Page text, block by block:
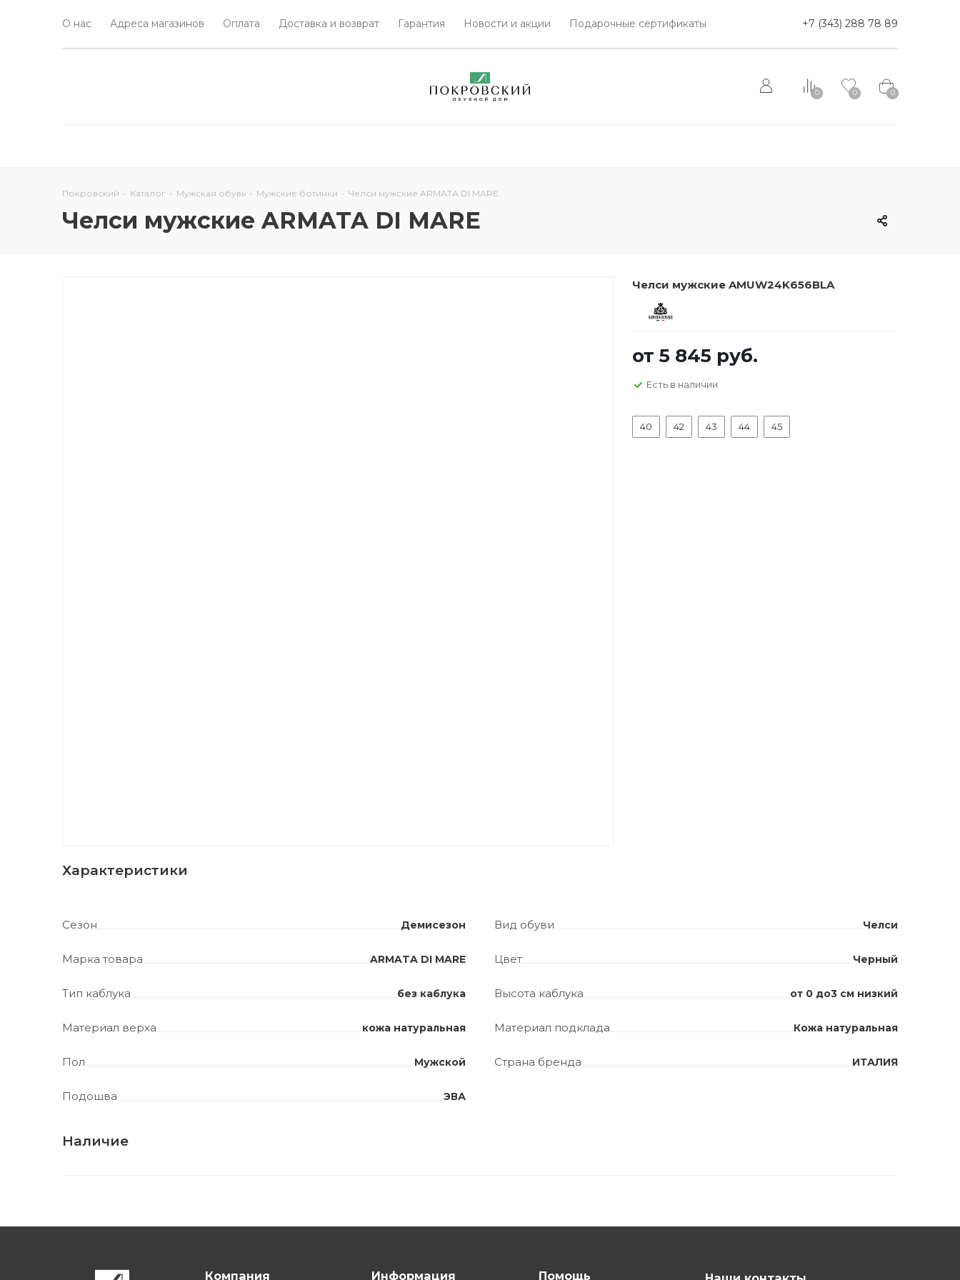
О нас Адреса магазинов Оплата Доставка и возврат Гарантия Новости и акции Подарочные сертификаты +7 (343) 288 78 89
0 0 0
Покровский - Каталог - Мужская обувь - Мужские ботинки - Челси мужские ARMATA DI MARE
Челси мужские ARMATA DI MARE
Челси мужские AMUW24K656BLA
от5 845 руб.
Есть в наличии
40 42 43 44 45
Характеристики
Сезон Демисезон Вид обуви Челси
Марка товара ARMATA DI MARE Цвет Черный
Тип каблука без каблука Высота каблука от 0 до3 см низкий
Материал верха кожа натуральная Материал подклада Кожа натуральная
Пол Мужской Страна бренда ИТАЛИЯ
Подошва ЭВА
Наличие
Компания Информация Помощь